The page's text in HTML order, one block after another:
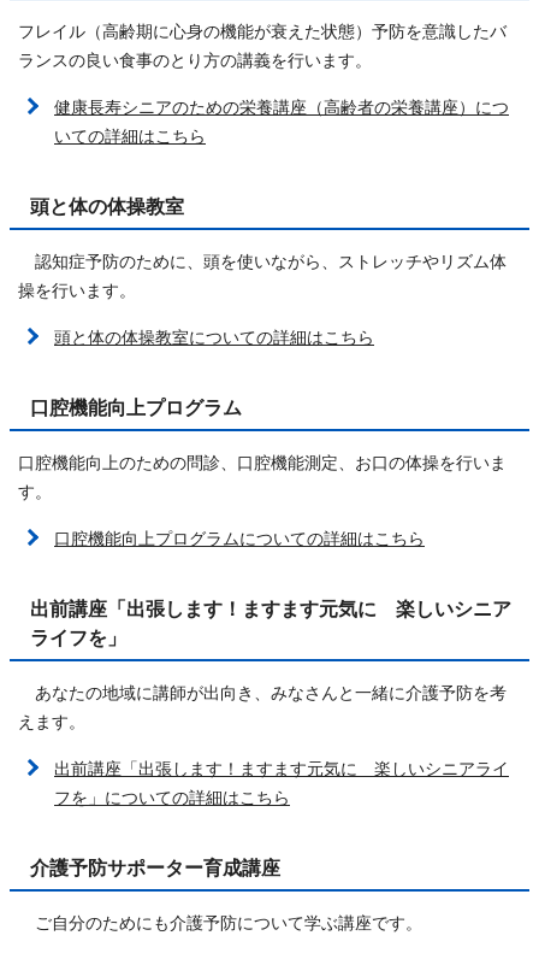
フレイル（高齢期に心身の機能が衰えた状態）予防を意識したバ
ランスの良い食事のとり方の講義を行います。
健康長寿シニアのための栄養講座（高齢者の栄養講座）につ
いての詳細はこちら
頭と体の体操教室
認知症予防のために、頭を使いながら、ストレッチやリズム体
操を行います。
頭と体の体操教室についての詳細はこちら
口腔機能向上プログラム
口腔機能向上のための問診、口腔機能測定、お口の体操を行いま
す。
口腔機能向上プログラムについての詳細はこちら
出前講座「出張します！ますます元気に 楽しいシニア
ライフを」
あなたの地域に講師が出向き、みなさんと一緒に介護予防を考
えます。
出前講座「出張します！ますます元気に 楽しいシニアライ
フを」についての詳細はこちら
介護予防サポーター育成講座
ご自分のためにも介護予防について学ぶ講座です。